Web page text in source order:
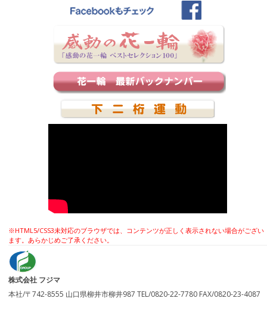
※HTML5/CSS3未対応のブラウザでは、コンテンツが正しく表示されない場合がござい
ます。あらかじめご了承ください。
株式会社 フジマ
本社/〒742-8555 山口県柳井市柳井987 TEL/0820-22-7780 FAX/0820-23-4087